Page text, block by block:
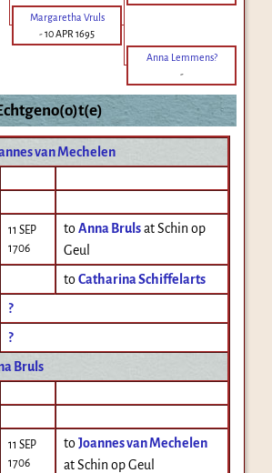
Margaretha Vruls
-10 APR 1695
Anna Lemmens?
-
van Mechelen
11 SEP
1706
toAnna Bruls at Schin op
Geul
toCatharina Schiffelarts
?
?
Bruls
11 SEP
1706
toJoannes van Mechelen
at Schin op Geul